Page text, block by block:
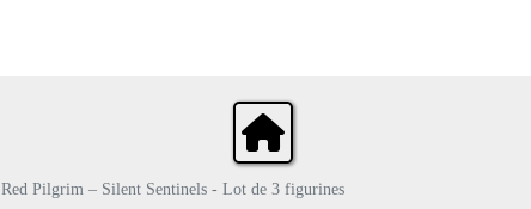
Red Pilgrim – Silent Sentinels - Lot de 3 figurines